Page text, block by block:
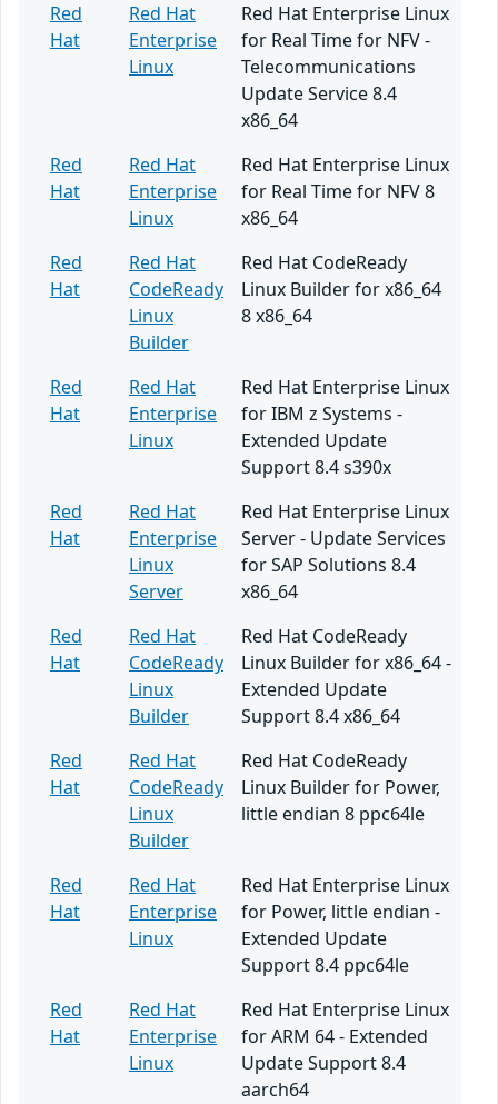
Red
Hat
Red Hat
Enterprise
Linux
Red Hat Enterprise Linux
for Real Time for NFV -
Telecommunications
Update Service 8.4
x86_64
Red
Hat
Red Hat
Enterprise
Linux
Red Hat Enterprise Linux
for Real Time for NFV 8
x86_64
Red
Hat
Red Hat
CodeReady
Linux
Builder
Red Hat CodeReady
Linux Builder for x86_64
8 x86_64
Red
Hat
Red Hat
Enterprise
Linux
Red Hat Enterprise Linux
for IBM z Systems -
Extended Update
Support 8.4 s390x
Red
Hat
Red Hat
Enterprise
Linux
Server
Red Hat Enterprise Linux
Server - Update Services
for SAP Solutions 8.4
x86_64
Red
Hat
Red Hat
CodeReady
Linux
Builder
Red Hat CodeReady
Linux Builder for x86_64 -
Extended Update
Support 8.4 x86_64
Red
Hat
Red Hat
CodeReady
Linux
Builder
Red Hat CodeReady
Linux Builder for Power,
little endian 8 ppc64le
Red
Hat
Red Hat
Enterprise
Linux
Red Hat Enterprise Linux
for Power, little endian -
Extended Update
Support 8.4 ppc64le
Red
Hat
Red Hat
Enterprise
Linux
Red Hat Enterprise Linux
for ARM 64 - Extended
Update Support 8.4
aarch64